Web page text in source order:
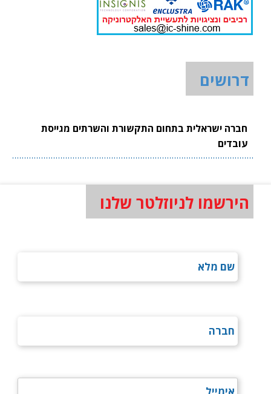
דרושים
חברה ישראלית בתחום התקשורת והשרתים מגייסת
עובדים
הירשמו לניוזלטר שלנו